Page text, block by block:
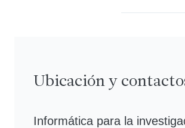
Ubicación y
Informática para la